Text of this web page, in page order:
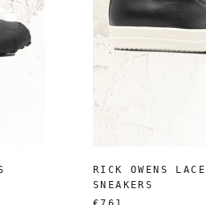
RICK OWENS
SNEAKERS